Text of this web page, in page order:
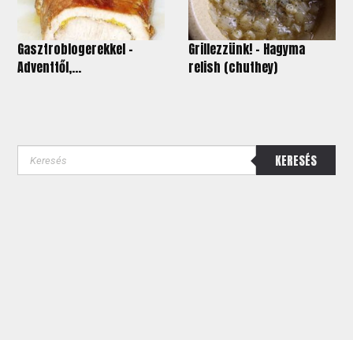
Gasztroblogerekkel -
Adventtől,...
Grillezzünk! – Hagyma
relish (chuthey)
KERESÉS